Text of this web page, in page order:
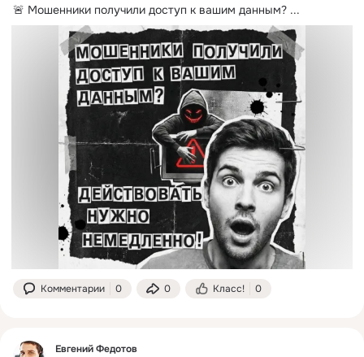
🚨 Мошенники получили доступ к вашим данным? ...
Комментарии 0 0 Класс! 0
Евгений Федотов